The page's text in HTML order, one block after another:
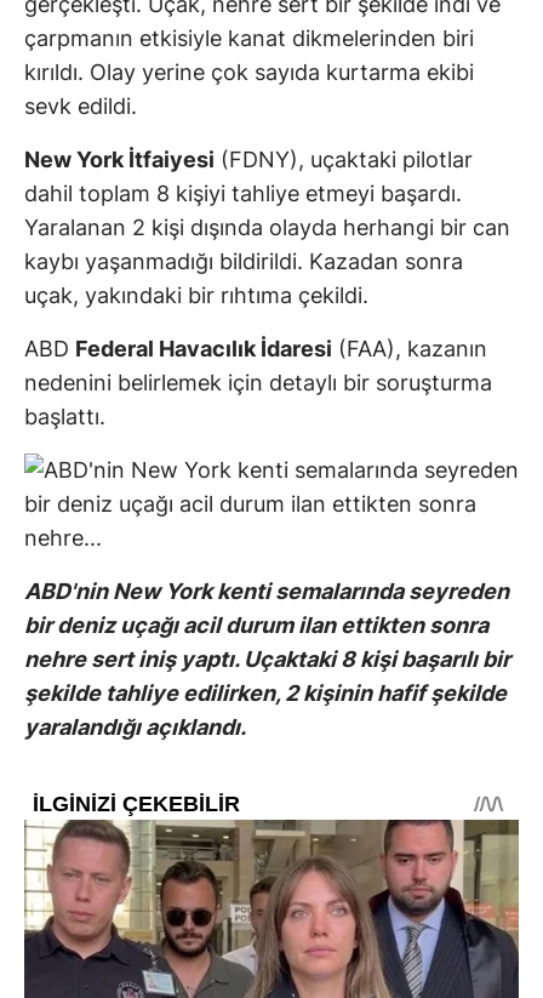
çarpmanın etkisiyle kanat dikmelerinden biri
kırıldı. Olay yerine çok sayıda kurtarma ekibi
sevk edildi.
New York İtfaiyesi (FDNY), uçaktaki pilotlar
dahil toplam 8 kişiyi tahliye etmeyi başardı.
Yaralanan 2 kişi dışında olayda herhangi bir can
kaybı yaşanmadığı bildirildi. Kazadan sonra
uçak, yakındaki bir rıhtıma çekildi.
ABD Federal Havacılık İdaresi (FAA), kazanın
nedenini belirlemek için detaylı bir soruşturma
başlattı.
ABD'nin New York kenti semalarında seyreden
bir deniz uçağı acil durum ilan ettikten sonra
nehre sert iniş yaptı. Uçaktaki 8 kişi başarılı bir
şekilde tahliye edilirken, 2 kişinin hafif şekilde
yaralandığı açıklandı.